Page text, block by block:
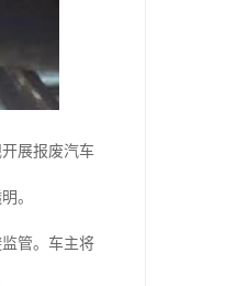
展报废汽车
。
管。车主将